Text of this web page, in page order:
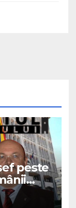
peste
Va